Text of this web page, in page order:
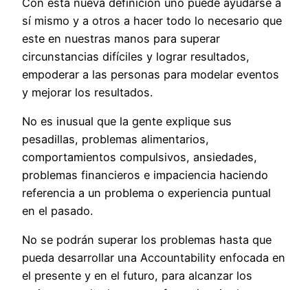
sí mismo y a otros a hacer todo lo necesario que
este en nuestras manos para superar
circunstancias difíciles y lograr resultados,
empoderar a las personas para modelar eventos
y mejorar los resultados.
No es inusual que la gente explique sus
pesadillas, problemas alimentarios,
comportamientos compulsivos, ansiedades,
problemas financieros e impaciencia haciendo
referencia a un problema o experiencia puntual
en el pasado.
No se podrán superar los problemas hasta que
pueda desarrollar una Accountability enfocada en
el presente y en el futuro, para alcanzar los